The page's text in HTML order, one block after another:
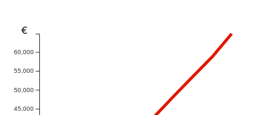
45,000
50,000
55,000
60,000
€